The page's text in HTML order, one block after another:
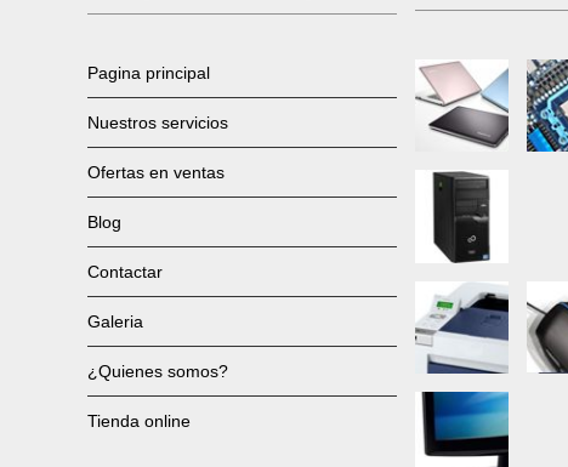
Pagina principal
Nuestros servicios
Ofertas en ventas
Blog
Contactar
Galeria
¿Quienes somos?
Tienda online